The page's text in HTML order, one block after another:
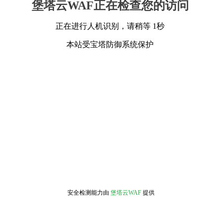
堡塔云WAF正在检查您的访问
正在进行人机识别，请稍等 1秒
本站受宝塔防御系统保护
安全检测能力由 堡塔云WAF 提供